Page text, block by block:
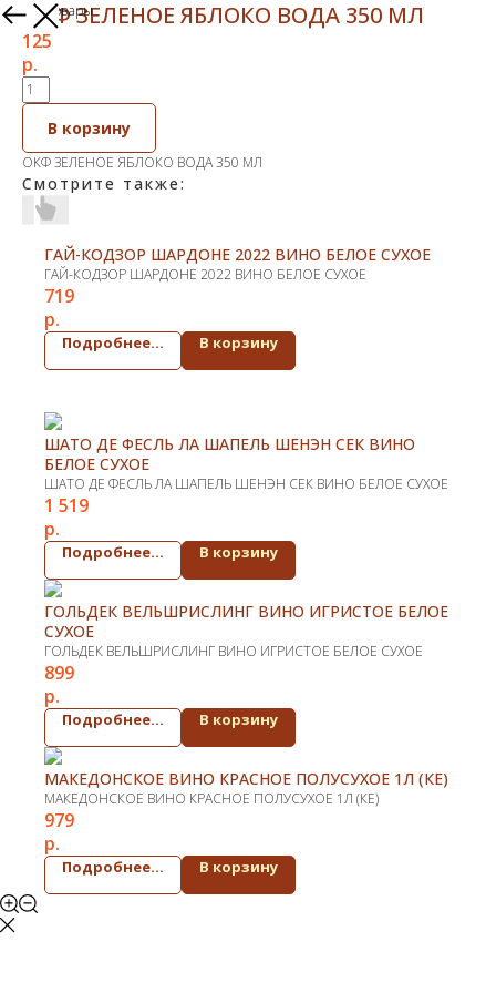
Другие товары
ОКФ ЗЕЛЕНОЕ ЯБЛОКО ВОДА 350 МЛ
125
р.
В корзину
ОКФ ЗЕЛЕНОЕ ЯБЛОКО ВОДА 350 МЛ
Смотрите также:
ГАЙ-КОДЗОР ШАРДОНЕ 2022 ВИНО БЕЛОЕ СУХОЕ
ГАЙ-КОДЗОР ШАРДОНЕ 2022 ВИНО БЕЛОЕ СУХОЕ
719
р.
Подробнее... В корзину
ШАТО ДЕ ФЕСЛЬ ЛА ШАПЕЛЬ ШЕНЭН СЕК ВИНО
БЕЛОЕ СУХОЕ
ШАТО ДЕ ФЕСЛЬ ЛА ШАПЕЛЬ ШЕНЭН СЕК ВИНО БЕЛОЕ СУХОЕ
1 519
р.
Подробнее... В корзину
ГОЛЬДЕК ВЕЛЬШРИСЛИНГ ВИНО ИГРИСТОЕ БЕЛОЕ
СУХОЕ
ГОЛЬДЕК ВЕЛЬШРИСЛИНГ ВИНО ИГРИСТОЕ БЕЛОЕ СУХОЕ
899
р.
Подробнее... В корзину
МАКЕДОНСКОЕ ВИНО КРАСНОЕ ПОЛУСУХОЕ 1Л (КЕ)
МАКЕДОНСКОЕ ВИНО КРАСНОЕ ПОЛУСУХОЕ 1Л (КЕ)
979
р.
Подробнее... В корзину